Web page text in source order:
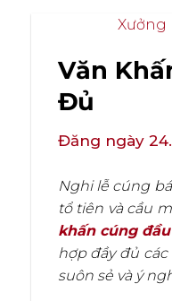
Xưởng
Văn
Đủ
Đăng ngày
Nghi lễ cúng
tổ tiên và cầu
khấn cúng
hợp đầy đủ
suôn sẻ và ý